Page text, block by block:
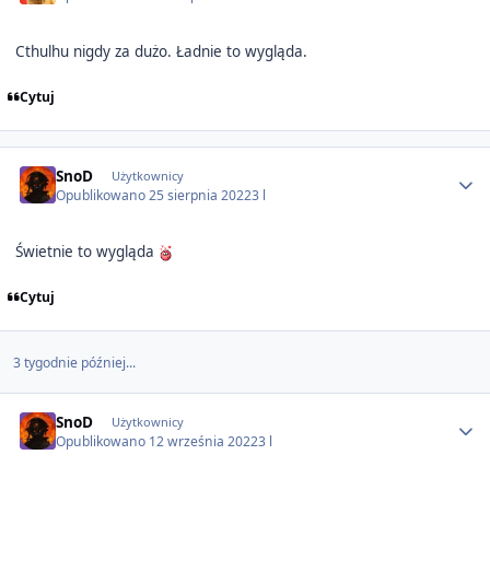
Cthulhu nigdy za dużo. Ładnie to wygląda.
Cytuj
SnoD Użytkownicy
Opublikowano25 sierpnia 20223 l
Świetnie to wygląda
Cytuj
3 tygodnie później...
SnoD Użytkownicy
Opublikowano 12 września 20223 l